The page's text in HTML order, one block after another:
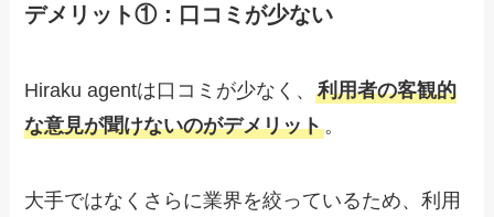
デメリット①：口コミが少ない
Hiraku agentは口コミが少なく、利用者の客観的
な意見が聞けないのがデメリット。
大手ではなくさらに業界を絞っているため、利用